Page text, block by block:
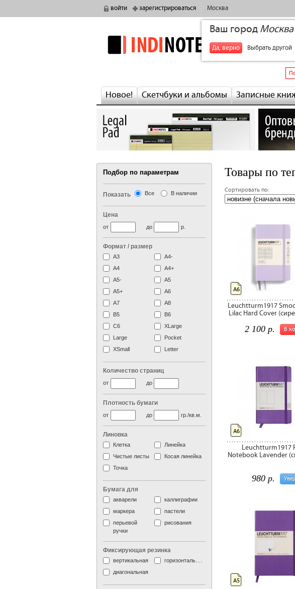
войти зарегистрироваться Москва
Ваш город Москва
Да, верно Выбрать другой
indinotes
Новое! Скетчбуки и альбомы Записные
Товары по
Сортировать по:
Leuchtturm1917
Lilac Hard Cover
В
2 100 р.
А6
Leuchtturm1917
Notebook Lavender
980 р.
А6
А5
Подбор по параметрам
Показать Все В наличии
Цена
до
от р.
Формат / размер
А3
А4-
А4
A4+
А5-
А5
A5+
А6
А7
A8
B5
B6
C6
XLarge
Large
Pocket
XSmall
Letter
Количество страниц
до
от
Плотность бумаги
до
от гр./кв.м.
Линовка
Клетка
Линейка
Чистые листы
Косая линейка
Точка
Бумага для
акварели
каллиграфии
маркера
пастели
перьевой
ручки
рисования
Фиксирующая резинка
вертикальная
горизонтальная
диагональная